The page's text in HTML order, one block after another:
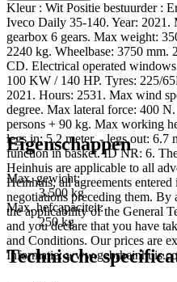
Kleur : Wit Positie bestuurder :
Iveco Daily 35-140. Year: 2021.
gearbox 6 gears. Max weight:
2240 kg. Wheelbase: 3750 mm.
CD. Electrical operated
100 KW / 140 HP. Tyres: 225/
2021. Hours: 2531. Max wind
degree. Max lateral force: 400
persons + 90 kg. Max working
legs in: 5.2 meter. - legs out: 6.7
function in basket. ID NR: 6.
Heinhuis are applicable to all
Heinhuis, all agreements
negotiations preceding them. By
the applicability of the General
and you declare that you have
and Conditions. Our prices are
Informatie:
Eigenschappen
Max. gewicht:
3.500 kg
Max. hefcapaciteit:
250 kg
Technische